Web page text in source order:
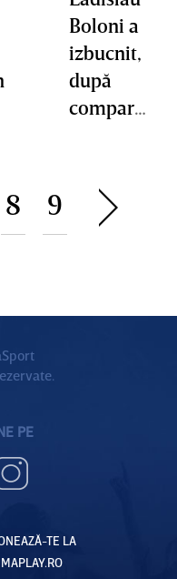
Boloni a
izbucnit,
după
compara
România
8 9
PE
TE LA